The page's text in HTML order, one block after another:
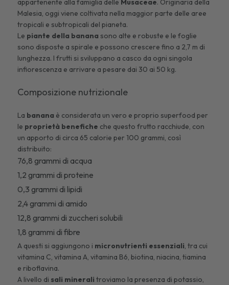
appartenente alla famiglia delle Musaceae. Originaria della
Malesia, oggi viene coltivata nella maggior parte delle aree
tropicali e subtropicali del pianeta.
Le piante della banana sono alte e robuste e le foglie
sono disposte a spirale e possono crescere fino a 2,7 m di
lunghezza. I frutti si sviluppano a casco da ogni singola
infiorescenza e arrivare a pesare dai 30 ai 50 kg.
Composizione nutrizionale
La banana è considerata un vero e proprio superfood per
le proprietà benefiche che questo frutto racchiude, con
un apporto di circa 65 calorie per 100 grammi, così
distribuito:
76,8 grammi di acqua
1,2 grammi di proteine
0,3 grammi di lipidi
2,4 grammi di amido
12,8 grammi di zuccheri solubili
1,8 grammi di fibre
A questi si aggiungono i micronutrienti essenziali, tra cui
vitamina C, vitamina A, vitamina B6, biotina, niacina, tiamina
e riboflavina.
A livello di sali minerali troviamo la presenza di potassio,